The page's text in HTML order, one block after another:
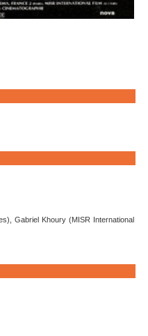
Gabriel Khoury (MISR International